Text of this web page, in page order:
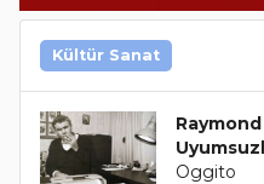
Kültür Sanat
Oggito